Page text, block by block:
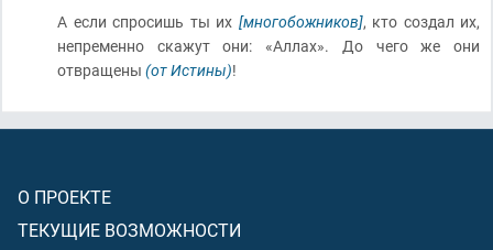
А если спросишь ты их [многобожников], кто создал их,
непременно скажут они: «Аллах». До чего же они
отвращены (от Истины)!
О ПРОЕКТЕ
ТЕКУЩИЕ ВОЗМОЖНОСТИ